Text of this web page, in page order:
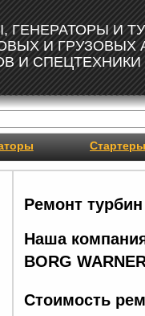
ГЕНЕРАТОРЫ И
И ГРУЗОВЫХ
И СПЕЦТЕХНИКИ
Стартеры
Ремонт турбин
Наша
BORG
Стоимость